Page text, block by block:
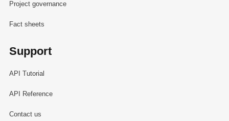
Project governance
Fact sheets
Support
API Tutorial
API Reference
Contact us